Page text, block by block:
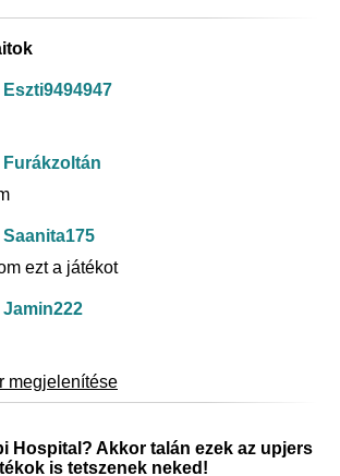
Eszti9494947
Furákzoltán
Saanita175
ezt a játékot
Jamin222
megjelenítése
Hospital? Akkor talán ezek az upjers
is tetszenek neked!